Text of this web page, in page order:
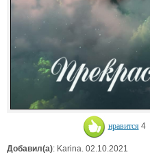
нравится 4
Добавил(а): Karina. 02.10.2021